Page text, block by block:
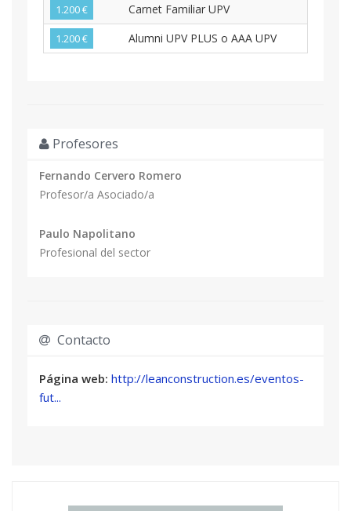
1.200 € Carnet Familiar UPV
1.200 € Alumni UPV PLUS o AAA UPV
Profesores
Fernando Cervero Romero
Profesor/a Asociado/a
Paulo Napolitano
Profesional del sector
Contacto
Página web: http://leanconstruction.es/eventos-
fut...